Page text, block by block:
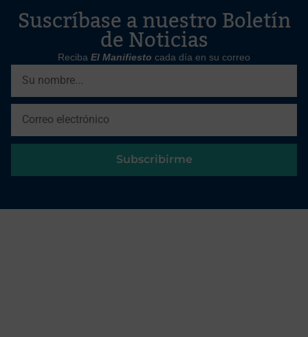
Suscríbase a nuestro Boletín
de Noticias
Reciba El Manifiesto cada día en su correo
Subscribirme